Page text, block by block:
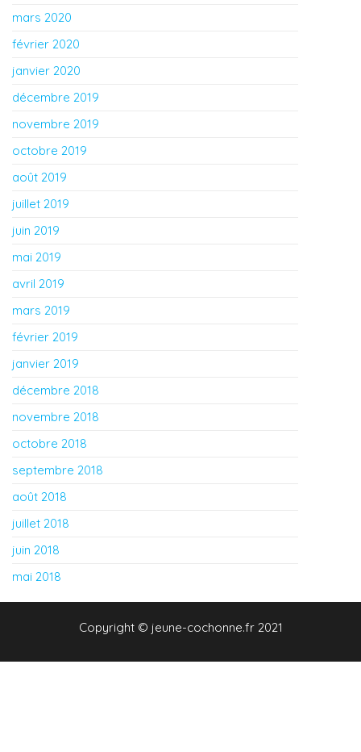
mars 2020
février 2020
janvier 2020
décembre 2019
novembre 2019
octobre 2019
août 2019
juillet 2019
juin 2019
mai 2019
avril 2019
mars 2019
février 2019
janvier 2019
décembre 2018
novembre 2018
octobre 2018
septembre 2018
août 2018
juillet 2018
juin 2018
mai 2018
Copyright © jeune-cochonne.fr 2021